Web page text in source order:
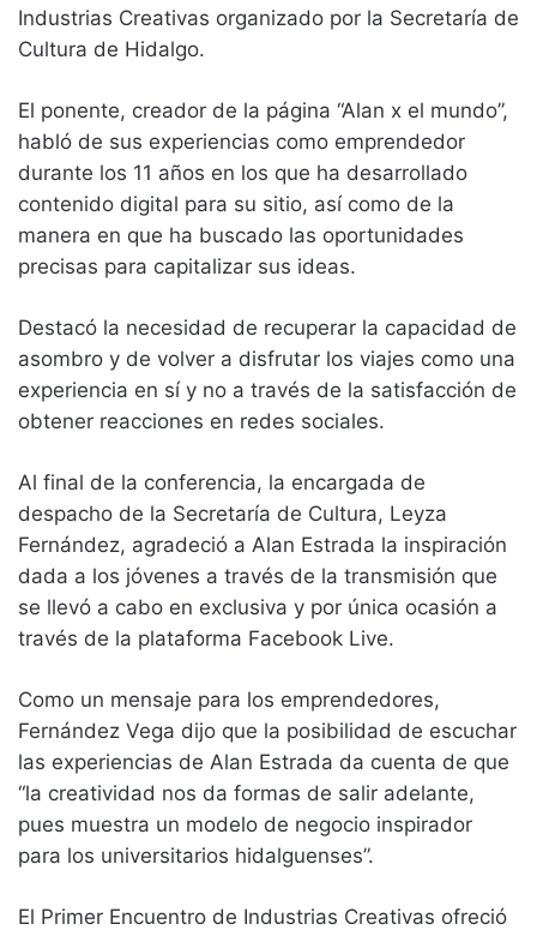
Industrias Creativas organizado por la Secretaría de
Cultura de Hidalgo.
El ponente, creador de la página “Alan x el mundo”,
habló de sus experiencias como emprendedor
durante los 11 años en los que ha desarrollado
contenido digital para su sitio, así como de la
manera en que ha buscado las oportunidades
precisas para capitalizar sus ideas.
Destacó la necesidad de recuperar la capacidad de
asombro y de volver a disfrutar los viajes como una
experiencia en sí y no a través de la satisfacción de
obtener reacciones en redes sociales.
Al final de la conferencia, la encargada de
despacho de la Secretaría de Cultura, Leyza
Fernández, agradeció a Alan Estrada la inspiración
dada a los jóvenes a través de la transmisión que
se llevó a cabo en exclusiva y por única ocasión a
través de la plataforma Facebook Live.
Como un mensaje para los emprendedores,
Fernández Vega dijo que la posibilidad de escuchar
las experiencias de Alan Estrada da cuenta de que
“la creatividad nos da formas de salir adelante,
pues muestra un modelo de negocio inspirador
para los universitarios hidalguenses”.
El Primer Encuentro de Industrias Creativas ofreció